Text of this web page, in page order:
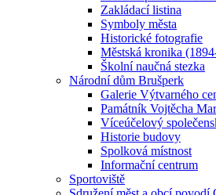
Zakládací listina
Symboly města
Historické fotografie
Městská kronika
Školní naučná stezka
Národní dům Brušperk
Galerie Výtvarného
Památník Vojtěcha
Víceúčelový
Historie budovy
Spolková místnost
Informační centrum
Sportoviště